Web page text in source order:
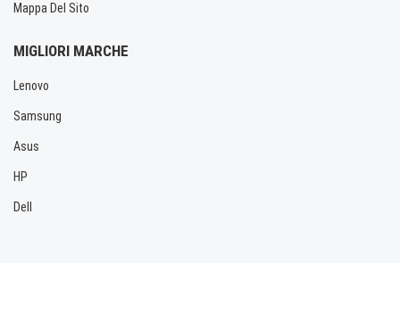
Mappa Del Sito
MIGLIORI MARCHE
Lenovo
Samsung
Asus
HP
Dell